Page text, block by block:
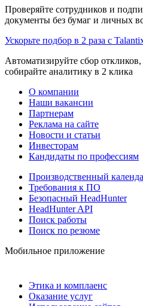
Проверяйте сотрудников и
документы без бумаг и личных
Ускорьте подбор в 2 раза с
Автоматизируйте сбор
собирайте аналитику в 2 клика
О компании
Наши вакансии
Партнерам
Реклама на сайте
Новости и статьи
Инвесторам
Кандидаты по профессиям
Производственный
Требования к ПО
Безопасный HeadHunter
HeadHunter API
Поиск работы
Поиск по резюме
Мобильное приложение
Этика и комплаенс
Оказание услуг